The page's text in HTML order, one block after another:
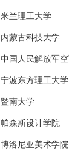
米兰理工大学
内蒙古科技大学
宁波东方理工大学
暨南大学
帕森斯设计学院
博洛尼亚美术学院